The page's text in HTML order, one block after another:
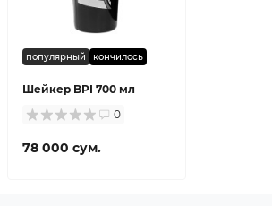
популярный кончилось
Шейкер BPI 700 мл
0
78 000 сум.